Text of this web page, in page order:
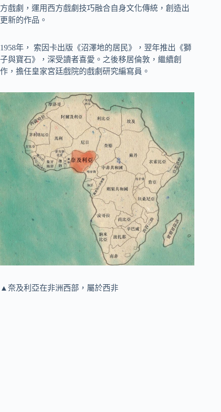
方戲劇，運用西方戲劇技巧融合自身文化傳統，創造出
更新的作品。
1958年， 索因卡出版《沼澤地的居民》，翌年推出《獅
子與寶石》，深受讀者喜愛。之後移居倫敦，繼續創
作，擔任皇家宮廷戲院的戲劇研究編寫員。
▲奈及利亞在非洲西部，屬於西非